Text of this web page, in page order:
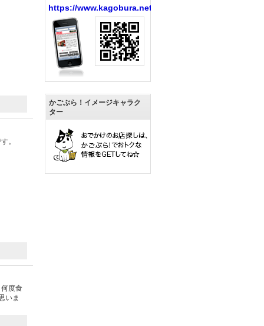
。
度食
いま
https://www.kagobura.net/
かごぶら！イメージキャラク
ター